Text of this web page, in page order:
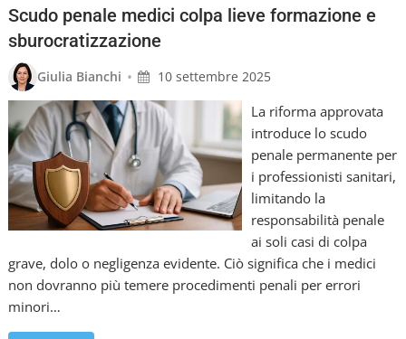
Scudo penale medici colpa lieve formazione e
sburocratizzazione
Giulia Bianchi • 10 settembre 2025
La riforma approvata
introduce lo scudo
penale permanente per
i professionisti sanitari,
limitando la
responsabilità penale
ai soli casi di colpa
grave, dolo o negligenza evidente. Ciò significa che i medici
non dovranno più temere procedimenti penali per errori
minori…